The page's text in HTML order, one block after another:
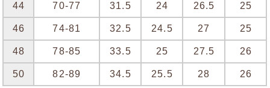
44 70-77 31.5 24 26.5 25
46 74-81 32.5 24.5 27 25
48 78-85 33.5 25 27.5 26
50 82-89 34.5 25.5 28 26